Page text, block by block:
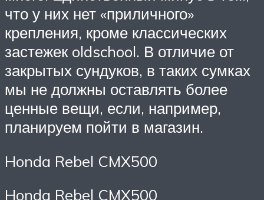
что у них нет «приличного»
крепления, кроме классических
застежек oldschool. В отличие от
закрытых сундуков, в таких сумках
мы не должны оставлять более
ценные вещи, если, например,
планируем пойти в магазин.
Honda Rebel CMX500
Honda Rebel CMX500